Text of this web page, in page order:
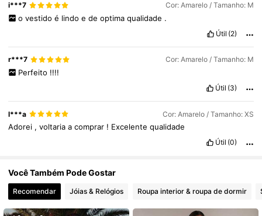
4,77
4,77 2.6M Seguidores
i***7 Cor: Amarelo / Tamanho: M
o vestido é lindo e de optima qualidade .
Útil (2)
r***7 Cor: Amarelo / Tamanho: M
Perfeito !!!!
Útil (3)
l***a Cor: Amarelo / Tamanho: XS
Adorei ,voltariaacomprar ! Excelentequalidade
Útil (0)
Você Também Pode Gostar
Recomendar Jóias & Relógios Roupa interior & roupa de dormir